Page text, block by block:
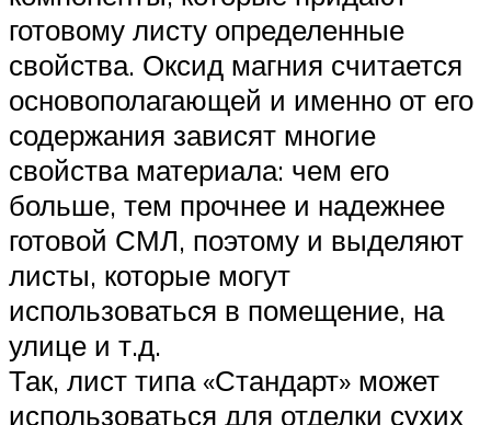
готовому листу определенные
свойства. Оксид магния считается
основополагающей и именно от его
содержания зависят многие
свойства материала: чем его
больше, тем прочнее и надежнее
готовой СМЛ, поэтому и выделяют
листы, которые могут
использоваться в помещение, на
улице и т.д.
Так, лист типа «Стандарт» может
использоваться для отделки сухих